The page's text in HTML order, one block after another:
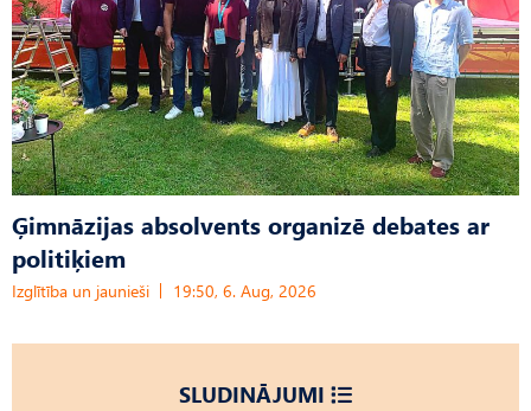
Ģimnāzijas absolvents organizē debates ar
politiķiem
Izglītība un jaunieši 19:50, 6. Aug, 2026
SLUDINĀJUMI